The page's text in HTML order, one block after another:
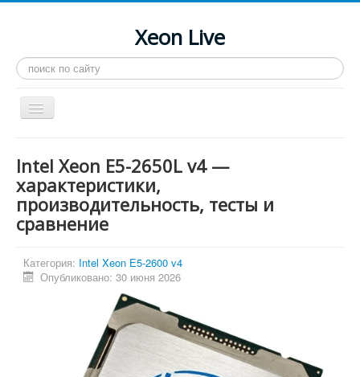
Xeon Live
Искать...
Toggle
Navigation
LGA 2011-3
LGA 2011
Процессоры
Инструкции
Рейтинги
Системные программы
Intel Xeon E5-2650L v4 —
характеристики,
производительность, тесты и
сравнение
Категория: Intel Xeon E5-2600 v4
Опубликовано: 30 июня 2026